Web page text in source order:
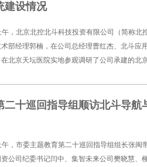
建设情况
，北京北控北斗科技投资有限公司（简称北
部经理郭楠，在公司总经理曹红杰、北斗应
北京天坛医院实地参观调研了公司承建的北
院信息中心张萌老师、保卫处刘彦雄老师对
二十巡回指导组顺访北斗导航
，市委主题教育第二十巡回指导组组长张闽
公司纪委书记闫中、集智未来公司樊晓慧、